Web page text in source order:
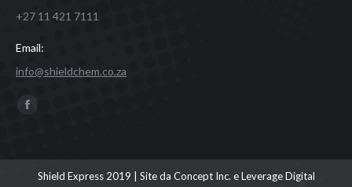
+27 11 421 7111
Email:
info@shieldchem.co.za
Find us on:
Facebook
Shield Express 2019 | Site da Concept Inc. e Leverage Digital